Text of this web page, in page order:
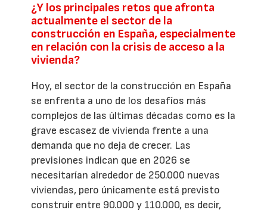
¿Y los principales retos que afronta
actualmente el sector de la
construcción en España, especialmente
en relación con la crisis de acceso a la
vivienda?
Hoy, el sector de la construcción en España
se enfrenta a uno de los desafíos más
complejos de las últimas décadas como es la
grave escasez de vivienda frente a una
demanda que no deja de crecer. Las
previsiones indican que en 2026 se
necesitarían alrededor de 250.000 nuevas
viviendas, pero únicamente está previsto
construir entre 90.000 y 110.000, es decir,